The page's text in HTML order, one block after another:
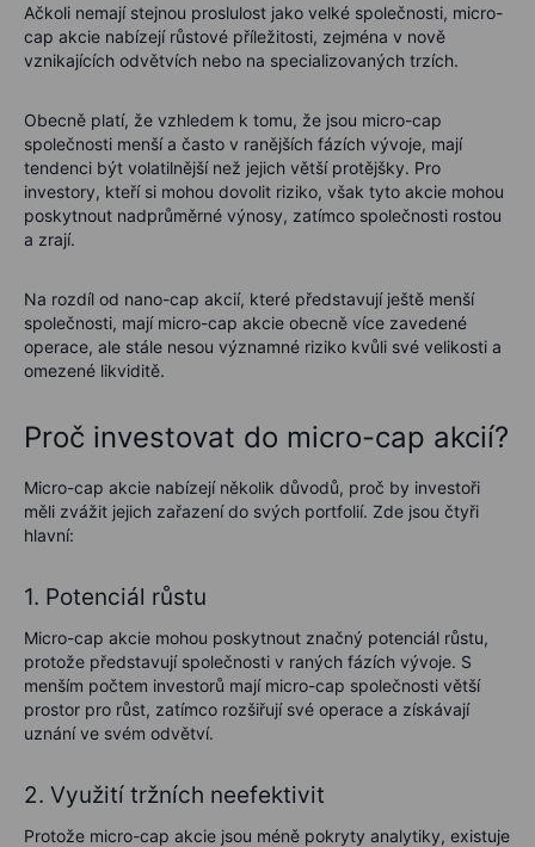
Ačkoli nemají stejnou proslulost jako velké společnosti, micro-
cap akcie nabízejí růstové příležitosti, zejména v nově
vznikajících odvětvích nebo na specializovaných trzích.
Obecně platí, že vzhledem k tomu, že jsou micro-cap
společnosti menší a často v ranějších fázích vývoje, mají
tendenci být volatilnější než jejich větší protějšky. Pro
investory, kteří si mohou dovolit riziko, však tyto akcie mohou
poskytnout nadprůměrné výnosy, zatímco společnosti rostou
a zrají.
Na rozdíl od nano-cap akcií, které představují ještě menší
společnosti, mají micro-cap akcie obecně více zavedené
operace, ale stále nesou významné riziko kvůli své velikosti a
omezené likviditě.
Proč investovat do micro-cap akcií?
Micro-cap akcie nabízejí několik důvodů, proč by investoři
měli zvážit jejich zařazení do svých portfolií. Zde jsou čtyři
hlavní:
1. Potenciál růstu
Micro-cap akcie mohou poskytnout značný potenciál růstu,
protože představují společnosti v raných fázích vývoje. S
menším počtem investorů mají micro-cap společnosti větší
prostor pro růst, zatímco rozšiřují své operace a získávají
uznání ve svém odvětví.
2. Využití tržních neefektivit
Protože micro-cap akcie jsou méně pokryty analytiky, existuje